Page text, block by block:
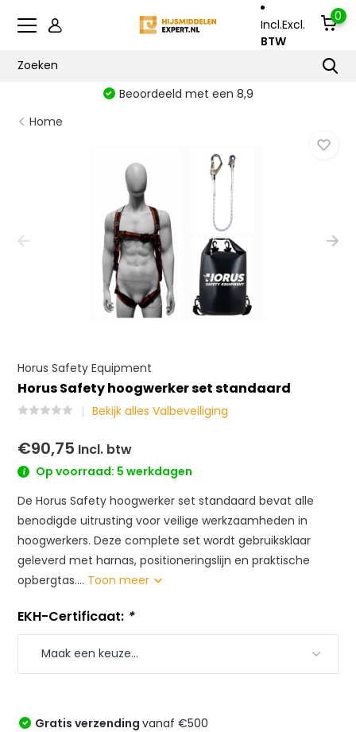
Incl.Excl.
BTW
0
Beoordeeld met een 8,9
Home
Horus Safety Equipment
Horus Safety hoogwerker set standaard
Bekijk alles Valbeveiliging
€90,75 Incl. btw
Op voorraad: 5 werkdagen
De Horus Safety hoogwerker set standaard bevat alle
benodigde uitrusting voor veilige werkzaamheden in
hoogwerkers. Deze complete set wordt gebruiksklaar
geleverd met harnas, positioneringslijn en praktische
opbergtas.... Toon meer
EKH-Certificaat: *
Gratis verzendingvanaf €500